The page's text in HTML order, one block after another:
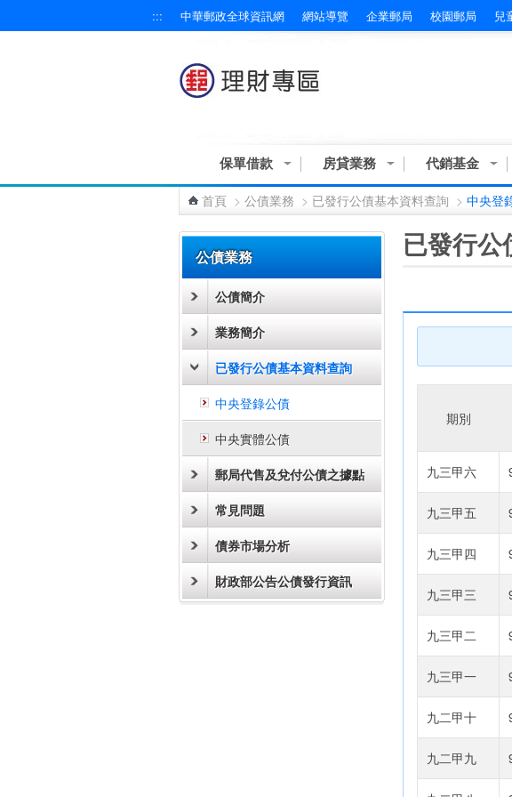
::: 中華郵政全球資訊網 網站導覽 企業郵局 校園郵局 兒
保單借款 房貸業務 代銷基金
首頁 > 公債業務 > 已發行公債基本資料查詢 > 中央登
公債業務
公債簡介
業務簡介
已發行公債基本資料查詢
中央登錄公債
中央實體公債
郵局代售及兌付公債之據點
常見問題
債券市場分析
財政部公告公債發行資訊
已發行
期別
九三甲六
九三甲五
九三甲四
九三甲三
九三甲二
九三甲一
九二甲十
九二甲九